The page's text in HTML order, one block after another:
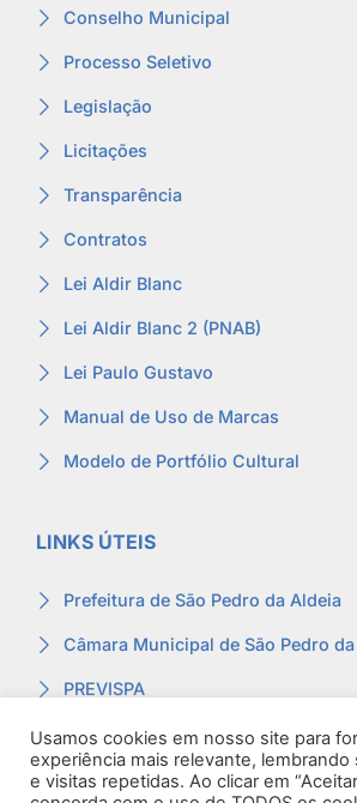
Conselho Municipal
Processo Seletivo
Legislação
Licitações
Transparência
Contratos
Lei Aldir Blanc
Lei Aldir Blanc 2 (PNAB)
Lei Paulo Gustavo
Manual de Uso de Marcas
Modelo de Portfólio Cultural
LINKS ÚTEIS
Prefeitura de São Pedro da Aldeia
Câmara Municipal de São Pedro
PREVISPA
Ouvidoria
Contracheque
Usamos cookies em nosso site para
experiência mais relevante, lembrando
e visitas repetidas. Ao clicar em